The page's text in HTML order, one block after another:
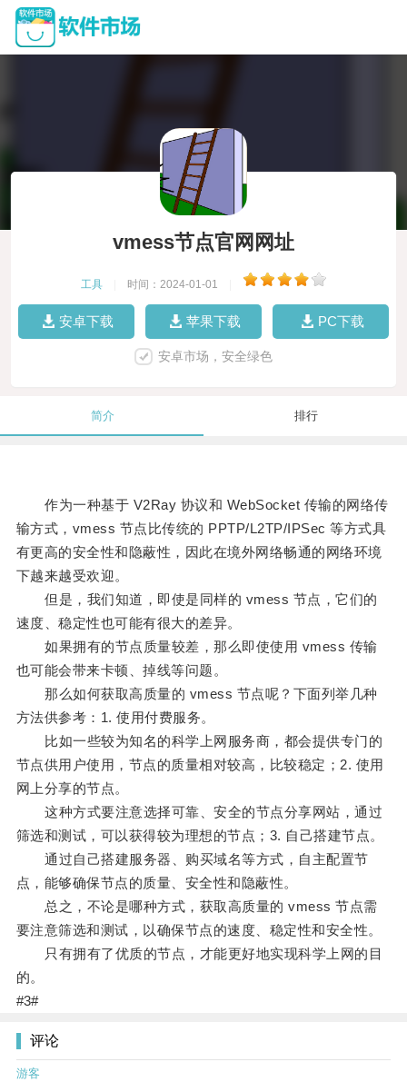
vmess节点官网网址
工具 时间：2024-01-01
安卓下载 苹果下载 PC下载
安卓市场，安全绿色
简介 排行
作为一种基于 V2Ray 协议和 WebSocket 传输的网络传
输方式，vmess 节点比传统的 PPTP/L2TP/IPSec 等方式具
有更高的安全性和隐蔽性，因此在境外网络畅通的网络环境
下越来越受欢迎。
但是，我们知道，即使是同样的 vmess 节点，它们的
速度、稳定性也可能有很大的差异。
如果拥有的节点质量较差，那么即使使用 vmess 传输
也可能会带来卡顿、掉线等问题。
那么如何获取高质量的 vmess 节点呢？下面列举几种
方法供参考：1. 使用付费服务。
比如一些较为知名的科学上网服务商，都会提供专门的
节点供用户使用，节点的质量相对较高，比较稳定；2. 使用
网上分享的节点。
这种方式要注意选择可靠、安全的节点分享网站，通过
筛选和测试，可以获得较为理想的节点；3. 自己搭建节点。
通过自己搭建服务器、购买域名等方式，自主配置节
点，能够确保节点的质量、安全性和隐蔽性。
总之，不论是哪种方式，获取高质量的 vmess 节点需
要注意筛选和测试，以确保节点的速度、稳定性和安全性。
只有拥有了优质的节点，才能更好地实现科学上网的目
的。
#3#
评论
游客